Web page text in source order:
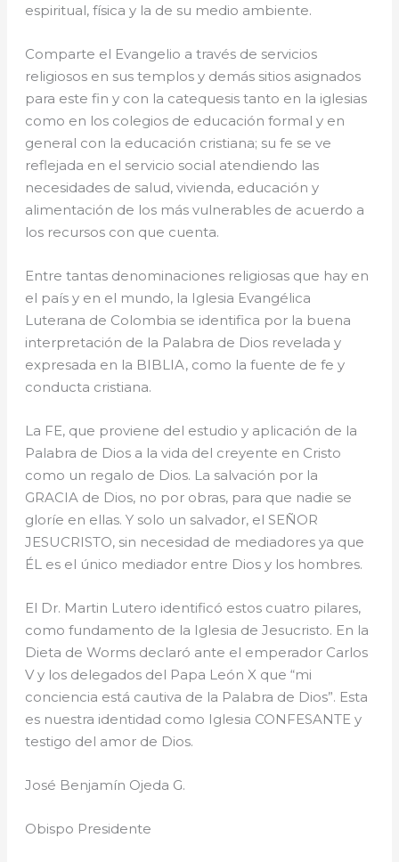
espiritual, física y la de su medio ambiente.
Comparte el Evangelio a través de servicios
religiosos en sus templos y demás sitios asignados
para este fin y con la catequesis tanto en la iglesias
como en los colegios de educación formal y en
general con la educación cristiana; su fe se ve
reflejada en el servicio social atendiendo las
necesidades de salud, vivienda, educación y
alimentación de los más vulnerables de acuerdo a
los recursos con que cuenta.
Entre tantas denominaciones religiosas que hay en
el país y en el mundo, la Iglesia Evangélica
Luterana de Colombia se identifica por la buena
interpretación de la Palabra de Dios revelada y
expresada en la BIBLIA, como la fuente de fe y
conducta cristiana.
La FE, que proviene del estudio y aplicación de la
Palabra de Dios a la vida del creyente en Cristo
como un regalo de Dios. La salvación por la
GRACIA de Dios, no por obras, para que nadie se
gloríe en ellas. Y solo un salvador, el SEÑOR
JESUCRISTO, sin necesidad de mediadores ya que
ÉL es el único mediador entre Dios y los hombres.
El Dr. Martin Lutero identificó estos cuatro pilares,
como fundamento de la Iglesia de Jesucristo. En la
Dieta de Worms declaró ante el emperador Carlos
V y los delegados del Papa León X que “mi
conciencia está cautiva de la Palabra de Dios”. Esta
es nuestra identidad como Iglesia CONFESANTE y
testigo del amor de Dios.
José Benjamín Ojeda G.
Obispo Presidente